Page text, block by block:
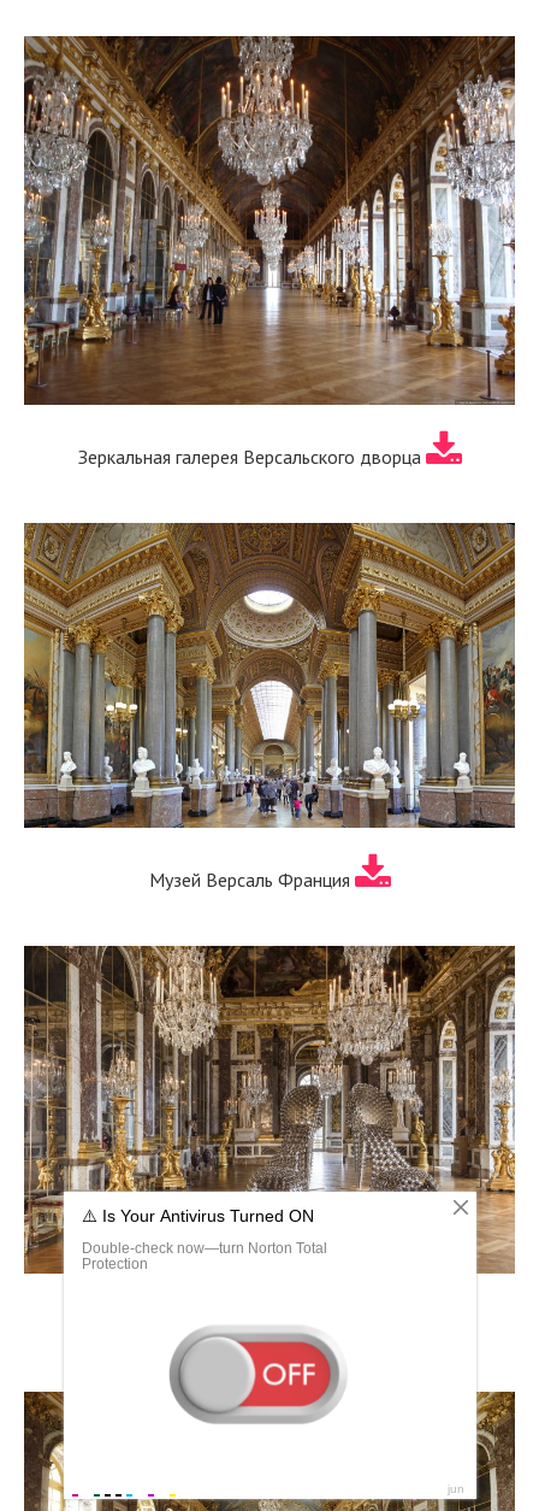
Зеркальная галерея Версальского дворца
Музей Версаль Франция
Резиденция Людовика 14 в Версале